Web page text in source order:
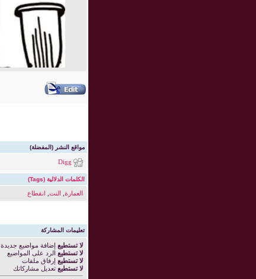
مواقع النشر (المفضلة)
Digg
الكلمات الدلالية (Tags)
العمارة النت انقطاع
تعليمات المشاركة
لا تستطيع إضافة مواضيع جديدة
لا تستطيع الرد على المواضيع
لا تستطيع إرفاق ملفات
لا تستطيع تعديل مشاركاتك